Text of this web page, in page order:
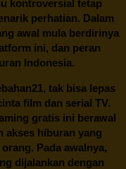
kontroversial tetap
perhatian. Dalam
awal mula berdirinya
ini, dan peran
Indonesia.
, tak bisa lepas
film dan serial TV.
gratis ini berawal
akses hiburan yang
Pada awalnya,
dijalankan dengan